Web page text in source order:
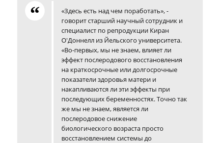
«Здесь есть над чем поработать», -
говорит старший научный сотрудник и
специалист по репродукции Киран
О'Доннелл из Йельского университета.
«Во-первых, мы не знаем, влияет ли
эффект послеродового восстановления
на краткосрочные или долгосрочные
показатели здоровья матери и
накапливаются ли эти эффекты при
последующих беременностях. Точно так
же мы не знаем, является ли
послеродовое снижение
биологического возраста просто
восстановлением системы до